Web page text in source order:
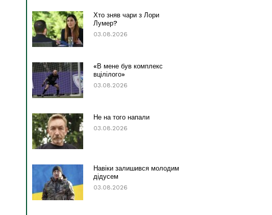
Хто зняв чари з Лори
Лумер?
03.08.2026
«В мене був комплекс
вцілілого»
03.08.2026
Не на того напали
03.08.2026
Навіки залишився молодим
дідусем
03.08.2026